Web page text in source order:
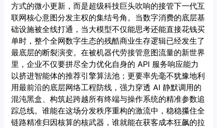
方式的微小更新，而是超级科技巨头吹响的接管下一代互
联网核心意图分发主权的集结号角。当数字消费的底层基
础设施被全线打通，当大模型不仅能思考还能直接花钱买
单时，整个全网数字生态的残酷商业生存逻辑已经发生了
最底层的断裂演变。在被机器代劳接管意图流量的新世界
里，企业不仅要拼尽全力优化自身的 API 服务响应能力
以挤进智能体的推荐引擎算法池；更要率先毫不犹豫地利
用最前沿的底层网络工程防线，强力穿透 AI 静默调用的
混沌黑盒、构筑起跨越所有终端与操作系统的精准参数追
踪总线。谁能在这场分发秩序重构的激流中，稳稳攥住全
链路精准归因核算的核武器，谁就能在获客成本狂飙的拉